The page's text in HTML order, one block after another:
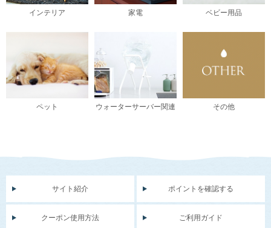
インテリア 家電 ベビー用品
ペット ウォーターサーバー関連 その他
サイト紹介 ポイントを確認する
クーポン使用方法 ご利用ガイド